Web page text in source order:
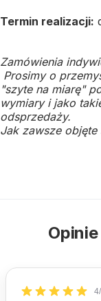
Termin realizacji:
Zamówienia
Prosimy o
"szyte na miarę"
wymiary i jako
odsprzedaży.
Jak zawsze objęte